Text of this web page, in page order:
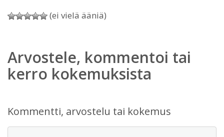
(ei vielä ääniä)
Arvostele, kommentoi tai
kerro kokemuksista
Kommentti, arvostelu tai kokemus